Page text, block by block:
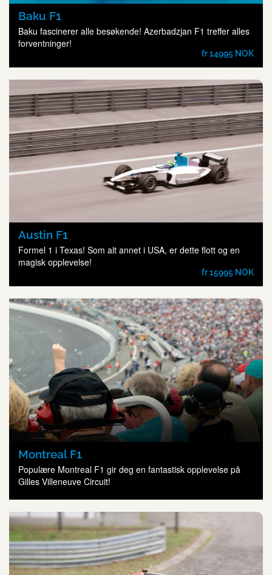
Baku F1
Baku fascinerer alle besøkende! Azerbadzjan F1 treffer alles
forventninger!
fr 14995 NOK
Austin F1
Formel 1 i Texas! Som alt annet i USA, er dette flott og en
magisk opplevelse!
fr 15995 NOK
Montreal F1
Populære Montreal F1 gir deg en fantastisk opplevelse på
Gilles Villeneuve Circuit!